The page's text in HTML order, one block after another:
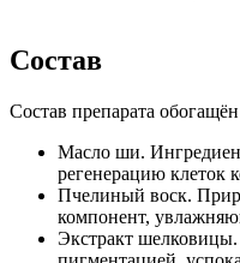
Состав
Состав препарата
Масло ши.
регенерацию клеток
Пчелиный воск.
компонент,
Экстракт